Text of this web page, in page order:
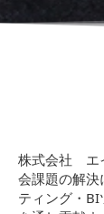
株式会社 エ
会課題の解
ティング・BI